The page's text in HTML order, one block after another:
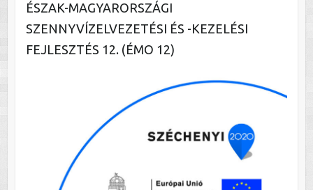
ÉSZAK-MAGYARORSZÁGI
SZENNYVÍZELVEZETÉSI ÉS -KEZELÉSI
FEJLESZTÉS 12. (ÉMO 12)